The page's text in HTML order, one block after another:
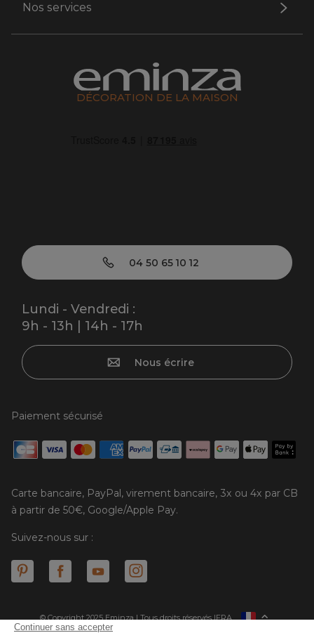
Nos services
DÉCORATION DE LA MAISON
04 50 65 10 12
Lundi - Vendredi :
9h - 13h | 14h - 17h
Nous écrire
Paiement sécurisé
Carte bancaire, PayPal, virement bancaire, 3x ou 4x par CB
à partir de 50€, Google/Apple Pay.
Suivez-nous sur :
© Copyright 2025 Eminza | Tous droits réservés |
ESPAÑAFRA